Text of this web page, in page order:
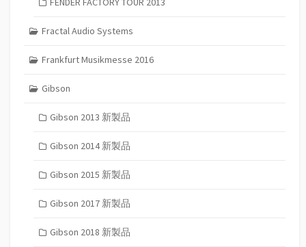
Fractal Audio Systems
Frankfurt Musikmesse 2016
Gibson
Gibson 2013 新製品
Gibson 2014 新製品
Gibson 2015 新製品
Gibson 2017 新製品
Gibson 2018 新製品